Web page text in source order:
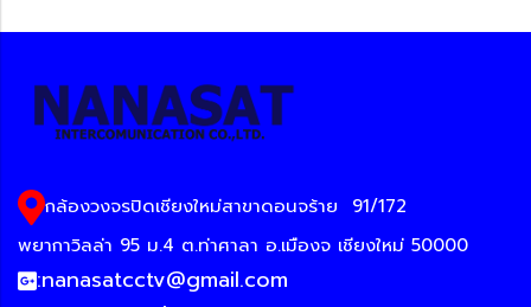
กล้องวงจรปิดเชียงใหม่สาขาดอนจร้าย
91/172
พยากาวิลล่า 95 ม.4 ต.ท่าศาลา อ.เมืองจ เชียงใหม่ 50000
:nanasatcctv@gmail.com